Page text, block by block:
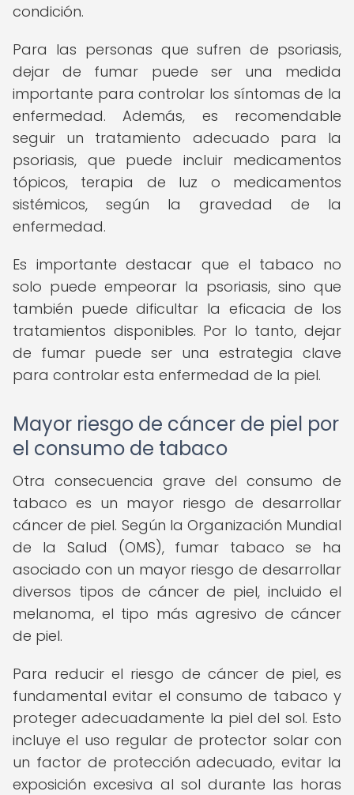
condición.
Para las personas que sufren de psoriasis,
dejar de fumar puede ser una medida
importante para controlar los síntomas de la
enfermedad. Además, es recomendable
seguir un tratamiento adecuado para la
psoriasis, que puede incluir medicamentos
tópicos, terapia de luz o medicamentos
sistémicos, según la gravedad de la
enfermedad.
Es importante destacar que el tabaco no
solo puede empeorar la psoriasis, sino que
también puede dificultar la eficacia de los
tratamientos disponibles. Por lo tanto, dejar
de fumar puede ser una estrategia clave
para controlar esta enfermedad de la piel.
Mayor riesgo de cáncer de piel por
el consumo de tabaco
Otra consecuencia grave del consumo de
tabaco es un mayor riesgo de desarrollar
cáncer de piel. Según la Organización Mundial
de la Salud (OMS), fumar tabaco se ha
asociado con un mayor riesgo de desarrollar
diversos tipos de cáncer de piel, incluido el
melanoma, el tipo más agresivo de cáncer
de piel.
Para reducir el riesgo de cáncer de piel, es
fundamental evitar el consumo de tabaco y
proteger adecuadamente la piel del sol. Esto
incluye el uso regular de protector solar con
un factor de protección adecuado, evitar la
exposición excesiva al sol durante las horas